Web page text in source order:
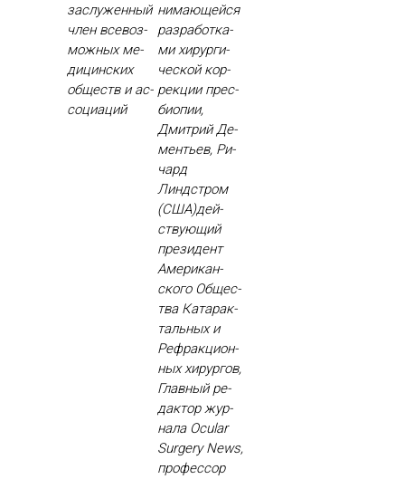
зас­лу­жен­ный
член все­воз­
можных ме­
дицин­ских
об­ществ и ас­
со­ци­аций
нима­ющей­ся
раз­ра­бот­ка­
ми хи­рур­ги­
чес­кой кор­
рекции прес­
би­опии,
Дмит­рий Де­
менть­ев, Ри­
чард
Линдстром
(США)дей­
ству­ющий
пре­зидент
Аме­рикан­
ско­го Об­щес­
тва Ка­тарак­
таль­ных и
Реф­ракци­он­
ных хи­рур­гов,
Глав­ный ре­
дак­тор жур­
на­ла Ocular
Surgery News,
про­фес­сор